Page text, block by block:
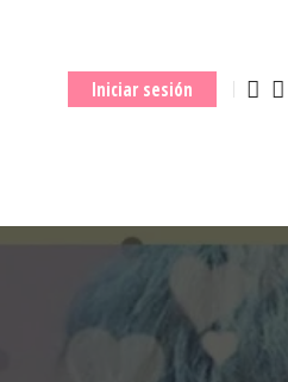
Iniciar sesión